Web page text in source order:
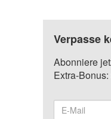
Verpasse
Abonniere
Extra-